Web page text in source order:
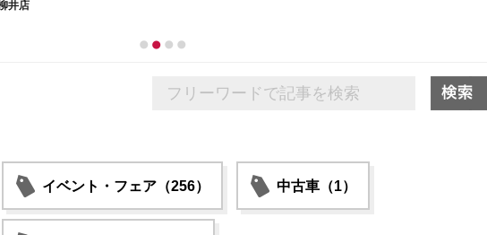
イベント・フェア（256） 中古車（1）